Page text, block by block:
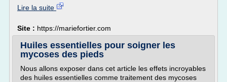
Lire la suite
Site : https://mariefortier.com
Huiles essentielles pour soigner les
mycoses des pieds
Nous allons exposer dans cet article les effets incroyables
des huiles essentielles comme traitement des mycoses